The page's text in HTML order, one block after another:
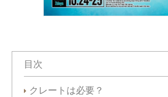
目次
クレートは必要？